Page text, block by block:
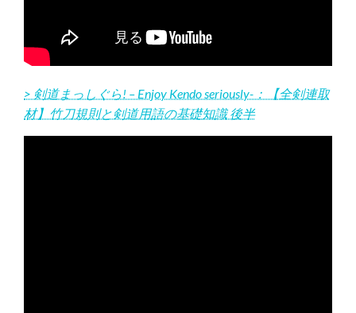
> 剣道まっしぐら! – Enjoy Kendo seriously-：【全剣連取
材】竹刀規則と剣道用語の基礎知識 後半